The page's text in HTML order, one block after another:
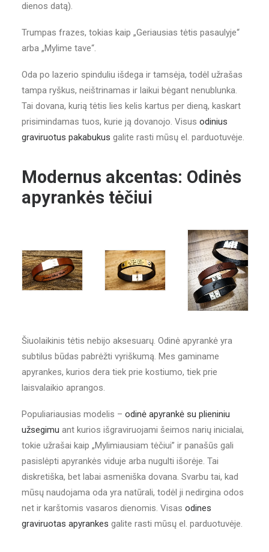
dienos datą).
Trumpas frazes, tokias kaip „Geriausias tėtis pasaulyje“
arba „Mylime tave“.
Oda po lazerio spinduliu išdega ir tamsėja, todėl užrašas
tampa ryškus, neištrinamas ir laikui bėgant nenublunka.
Tai dovana, kurią tėtis lies kelis kartus per dieną, kaskart
prisimindamas tuos, kurie ją dovanojo. Visus odinius
graviruotus pakabukus galite rasti mūsų el. parduotuvėje.
Modernus akcentas: Odinės
apyrankės tėčiui
Šiuolaikinis tėtis nebijo aksesuarų. Odinė apyrankė yra
subtilus būdas pabrėžti vyriškumą. Mes gaminame
apyrankes, kurios dera tiek prie kostiumo, tiek prie
laisvalaikio aprangos.
Populiariausias modelis – odinė apyrankė su plieniniu
užsegimu ant kurios išgraviruojami šeimos narių inicialai,
tokie užrašai kaip „Mylimiausiam tėčiui” ir panašūs gali
pasislėpti apyrankės viduje arba nugulti išorėje. Tai
diskretiška, bet labai asmeniška dovana. Svarbu tai, kad
mūsų naudojama oda yra natūrali, todėl ji nedirgina odos
net ir karštomis vasaros dienomis. Visas odines
graviruotas apyrankes galite rasti mūsų el. parduotuvėje.